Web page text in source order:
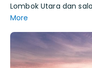
Lombok Utara dan
More